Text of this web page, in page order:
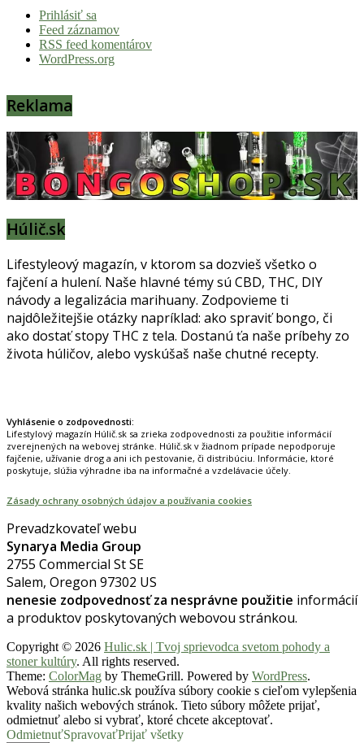
Prihlásiť sa
Feed záznamov
RSS feed komentárov
WordPress.org
Reklama
Húlič.sk
Lifestyleový magazín, v ktorom sa dozvieš všetko o
fajčení a hulení. Naše hlavné témy sú CBD, THC, DIY
návody a legalizácia marihuany. Zodpovieme ti
najdôležitejšie otázky napríklad: ako spraviť bongo, či
ako dostať stopy THC z tela. Dostanú ťa naše príbehy zo
života húličov, alebo vyskúšaš naše chutné recepty.
Vyhlásenie o zodpovednosti:
Lifestylový magazín Húlič.sk sa zrieka zodpovednosti za použitie informácií
zverejnených na webovej stránke. Húlič.sk v žiadnom prípade nepodporuje
fajčenie, užívanie drog a ani ich pestovanie, či distribúciu. Informácie, ktoré
poskytuje, slúžia výhradne iba na informačné a vzdelávacie účely.
Zásady ochrany osobných údajov a používania cookies
Prevadzkovateľ webu
Synarya Media Group
2755 Commercial St SE
Salem, Oregon 97302 US
nenesie zodpovednosť za nesprávne použitie informácií
a produktov poskytovaných webovou stránkou.
Copyright © 2026 Hulic.sk | Tvoj sprievodca svetom pohody a
stoner kultúry. All rights reserved.
Theme: ColorMag by ThemeGrill. Powered by WordPress.
Webová stránka hulic.sk používa súbory cookie s cieľom vylepšenia
kvality našich webových stránok. Tieto súbory môžete prijať,
odmietnuť alebo si vybrať, ktoré chcete akceptovať.
OdmietnuťSpravovaťPrijať všetky